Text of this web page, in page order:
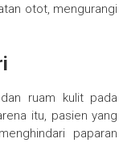
otot, mengurangi
ruam kulit pada
itu, pasien yang
paparan